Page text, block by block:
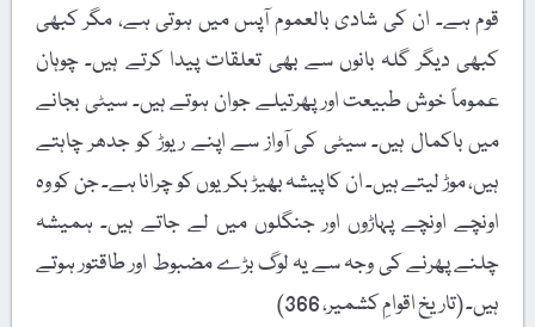
قوم ہے۔ ان کی شادی بالعموم آپس میں ہوتی ہے، مگر کبھی
کبھی دیگر گلہ بانوں سے بھی تعلقات پیدا کرتے ہیں۔ چوہان
عموماً خوش طبیعت اور پھرتیلے جوان ہوتے ہیں۔ سیٹی بجانے
میں باکمال ہیں۔ سیٹی کی آواز سے اپنے ریوڑ کو جدھر چاہتے
ہیں، موڑ لیتے ہیں۔ ان کا پیشہ بھیڑ بکریوں کو چرانا ہے۔ جن کو وہ
اونچے اونچے پہاڑوں اور جنگلوں میں لے جاتے ہیں۔ ہمیشہ
چلنے پھرنے کی وجہ سے یہ لوگ بڑے مضبوط اور طاقتور ہوتے
ہیں۔ (تاریخ اقوامِ کشمیر، 366)